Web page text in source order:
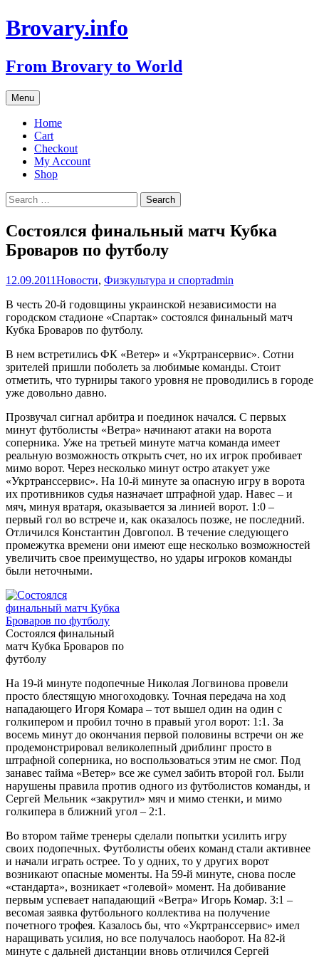
Brovary.info
From Brovary to World
Menu Skip
to
content
Home
Cart
Checkout
My Account
Shop
Search
for:
Cостоялся финальный матч Кубка
Броваров по футболу
12.09.2011Новости, Физкультура и спортadmin
В честь 20-й годовщины украинской независимости на
городском стадионе «Спартак» состоялся финальный матч
Кубка Броваров по футболу.
В нем встретились ФК «Ветер» и «Укртрансервис». Сотни
зрителей пришли поболеть за любимые команды. Стоит
отметить, что турниры такого уровня не проводились в городе
уже довольно давно.
Прозвучал сигнал арбитра и поединок начался. С первых
минут футболисты «Ветра» начинают атаки на ворота
соперника. Уже на третьей минуте матча команда имеет
реальную возможность открыть счет, но их игрок пробивает
мимо ворот. Через несколько минут остро атакует уже
«Укртранссервис». На 10-й минуте за опасную игру в ворота
их противников судья назначает штрафной удар. Навес – и
мяч, минуя вратаря, оказывается за линией ворот. 1:0 –
первый гол во встрече и, как оказалось позже, не последний.
Отличился Константин Довгопол. В течение следующего
промежутка времени они имеют еще несколько возможностей
увеличить свое преимущество, но удары игроков команды
были неточными.
Cостоялся финальный
матч Кубка Броваров по
футболу
На 19-й минуте подопечные Николая Логвинова провели
просто блестящую многоходовку. Точная передача на ход
нападающего Игоря Комара – тот вышел один на один с
голкипером и пробил точно в правый угол ворот: 1:1. За
восемь минут до окончания первой половины встречи он же
продемонстрировал великолепный дриблинг просто в
штрафной соперника, но воспользоваться этим не смог. Под
занавес тайма «Ветер» все же сумел забить второй гол. Были
нарушены правила против одного из футболистов команды, и
Сергей Мельник «закрутил» мяч и мимо стенки, и мимо
голкипера в ближний угол – 2:1.
Во втором тайме тренеры сделали попытки усилить игру
своих подопечных. Футболисты обеих команд стали активнее
и начали играть острее. То у одних, то у других ворот
возникают опасные моменты. На 59-й минуте, снова после
«стандарта», возникает «голевой» момент. На добивание
первым успевает нападающий «Ветра» Игорь Комар. 3:1 –
весомая заявка футбольного коллектива на получение
почетного трофея. Казалось бы, что «Укртранссервис» имел
наращивать усилия, но все получалось наоборот. На 82-й
минуте с дальней дистанции вновь отличился Сергей